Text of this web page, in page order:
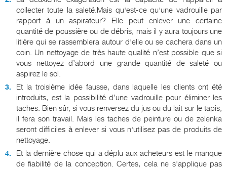
collecter toute la saleté.Mais qu'est-ce qu'une vadrouille par
rapport à un aspirateur? Elle peut enlever une certaine
quantité de poussière ou de débris, mais il y aura toujours une
litière qui se rassemblera autour d'elle ou se cachera dans un
coin. Un nettoyage de très haute qualité n’est possible que si
vous nettoyez d’abord une grande quantité de saleté ou
aspirez le sol.
Et la troisième idée fausse, dans laquelle les clients ont été
introduits, est la possibilité d’une vadrouille pour éliminer les
taches. Bien sûr, si vous renversez du jus ou du lait sur le tapis,
il fera son travail. Mais les taches de peinture ou de zelenka
seront difficiles à enlever si vous n'utilisez pas de produits de
nettoyage.
Et la dernière chose qui a déplu aux acheteurs est le manque
de fiabilité de la conception. Certes, cela ne s'applique pas